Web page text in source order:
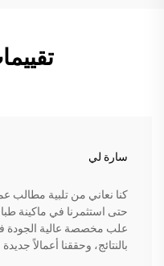
سارة لي
كنا نعاني من تلبية مطالب
حتى استثمرنا في ماكينة
علب مخصصة عالية الجودة
بالنتائج، وحققنا أعمالاً